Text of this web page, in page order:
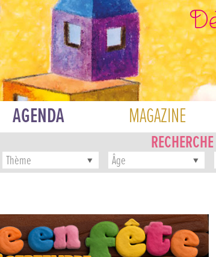
AGENDA MAGAZINE
Thème Âge